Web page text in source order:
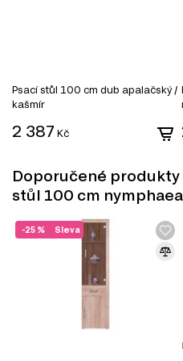
který zahrnuje celkem 137
vybrat zboží různých
Stěny do předsíně
Komody
Kancelářské stoly
Psací stůl 100 cm dub apalačský /
kašmír
2 387 Kč
Doporučené
stůl 100 cm
Sleva
-25 %